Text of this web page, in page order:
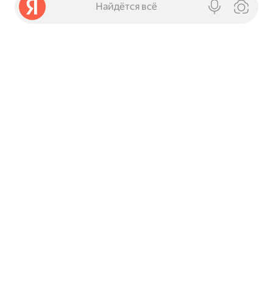
Найдётся всё